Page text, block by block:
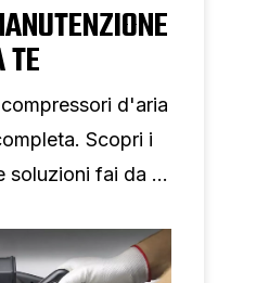
TE
d'aria
Scopri i
soluzioni fai da te